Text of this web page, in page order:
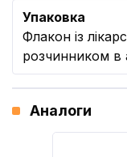
Упаковка
Флакон із
розчинником в
Аналоги